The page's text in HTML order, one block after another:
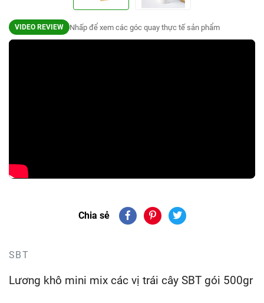
VIDEO REVIEW Nhấp để xem các góc quay thực tế sản phẩm
Chia sẻ
SBT
Lương khô mini mix các vị trái cây SBT gói 500gr